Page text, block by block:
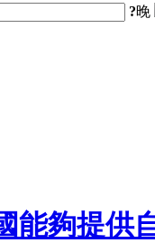
?晚
能夠提供